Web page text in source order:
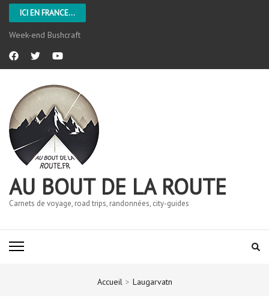
ICI EN FRANCE...
Week-end Bushcraft
AU BOUT DE LA ROUTE
Carnets de voyage, road trips, randonnées, city-guides
Accueil > Laugarvatn